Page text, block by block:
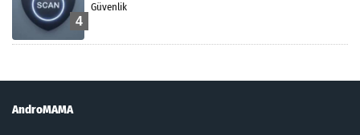
4
Güvenlik
AndroMAMA